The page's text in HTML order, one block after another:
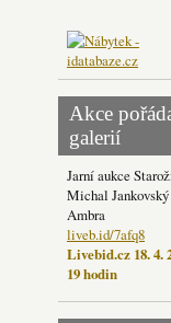
Akce
galerií
Jarní aukce
Michal
Ambra
liveb.id/7afq8
Livebid.cz 18. 4.
19 hodin